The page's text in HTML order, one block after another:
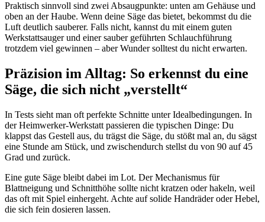
Praktisch sinnvoll sind zwei Absaugpunkte: unten am Gehäuse und
oben an der Haube. Wenn deine Säge das bietet, bekommst du die
Luft deutlich sauberer. Falls nicht, kannst du mit einem guten
Werkstattsauger und einer sauber geführten Schlauchführung
trotzdem viel gewinnen – aber Wunder solltest du nicht erwarten.
Präzision im Alltag: So erkennst du eine
Säge, die sich nicht „verstellt“
In Tests sieht man oft perfekte Schnitte unter Idealbedingungen. In
der Heimwerker-Werkstatt passieren die typischen Dinge: Du
klappst das Gestell aus, du trägst die Säge, du stößt mal an, du sägst
eine Stunde am Stück, und zwischendurch stellst du von 90 auf 45
Grad und zurück.
Eine gute Säge bleibt dabei im Lot. Der Mechanismus für
Blattneigung und Schnitthöhe sollte nicht kratzen oder hakeln, weil
das oft mit Spiel einhergeht. Achte auf solide Handräder oder Hebel,
die sich fein dosieren lassen.